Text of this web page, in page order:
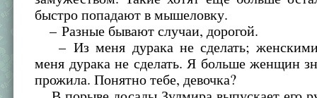
быстро попадают в мышеловку.
– Разные бывают случаи, дорогой.
– Из меня дурака не сделать;
меня дурака не сделать. Я больше женщин
прожила. Понятно тебе, девочка?